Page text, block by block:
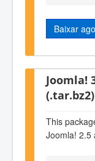
Baixar
Joomla!
(.tar.bz2)
This
Joomla! 2.5